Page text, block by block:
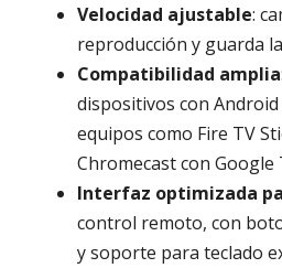
Velocidad ajustable:
reproducción y guarda
Compatibilidad amplia
dispositivos con Android
equipos como Fire TV
Chromecast con Google
Interfaz optimizada
control remoto, con
y soporte para teclado